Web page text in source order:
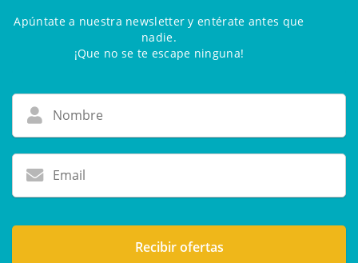
Apúntate a nuestra newsletter y entérate antes que
nadie.
¡Que no se te escape ninguna!